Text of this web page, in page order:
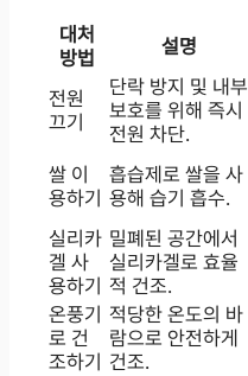
대처
방법
설명
전원
끄기
단락 방지 및 내부
보호를 위해 즉시
전원 차단.
쌀 이
용하기
흡습제로 쌀을 사
용해 습기 흡수.
실리카
겔 사
용하기
밀폐된 공간에서
실리카겔로 효율
적 건조.
온풍기
로 건
조하기
적당한 온도의 바
람으로 안전하게
건조.